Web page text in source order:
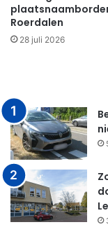
Roerdalen
28 juli 2026